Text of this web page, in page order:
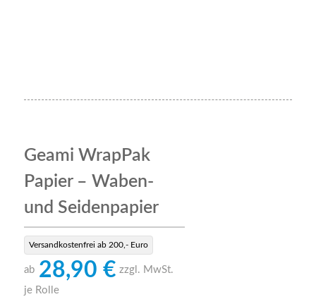
Geami WrapPak
Papier – Waben-
und Seidenpapier
Versandkostenfrei ab 200,- Euro
ab 28,90 € zzgl. MwSt.
je Rolle